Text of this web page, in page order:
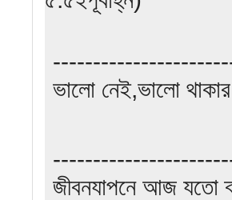
ভালো নেই,ভালো
জীবনযাপনে আজ যতো